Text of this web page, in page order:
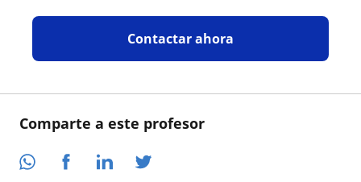
Comparte a este profesor
Contactar ahora